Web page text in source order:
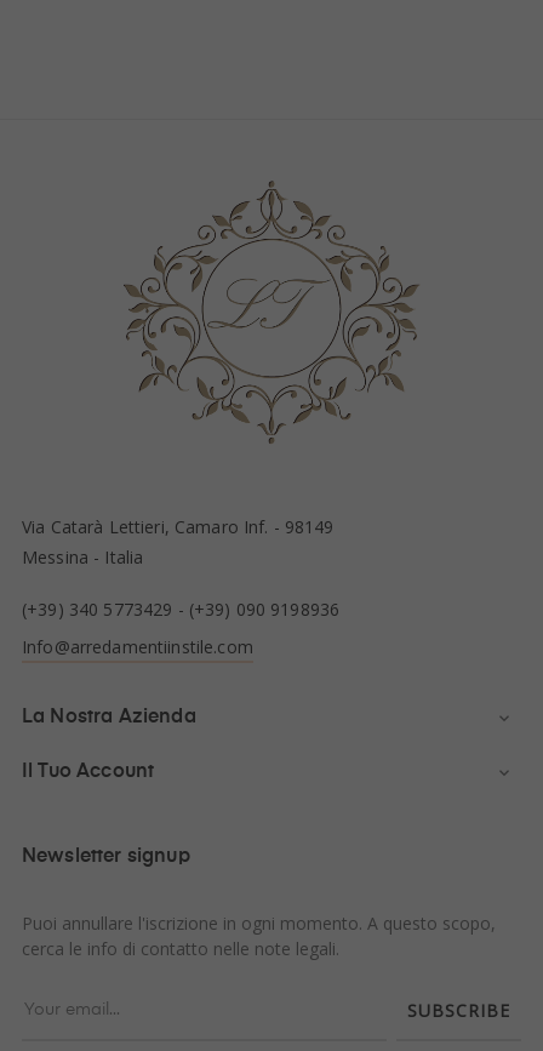
Via Catarà Lettieri, Camaro Inf. - 98149
Messina - Italia
(+39) 340 5773429 - (+39) 090 9198936
Info@arredamentiinstile.com
La Nostra Azienda 
Il Tuo Account 
Newsletter signup
Puoi annullare l'iscrizione in ogni momento. A questo scopo,
cerca le info di contatto nelle note legali.
SUBSCRIBE